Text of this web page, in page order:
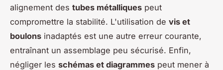
alignement des tubes métalliques peut
compromettre la stabilité. L'utilisation de vis et
boulons inadaptés est une autre erreur courante,
entraînant un assemblage peu sécurisé. Enfin,
négliger les schémas et diagrammes peut mener à